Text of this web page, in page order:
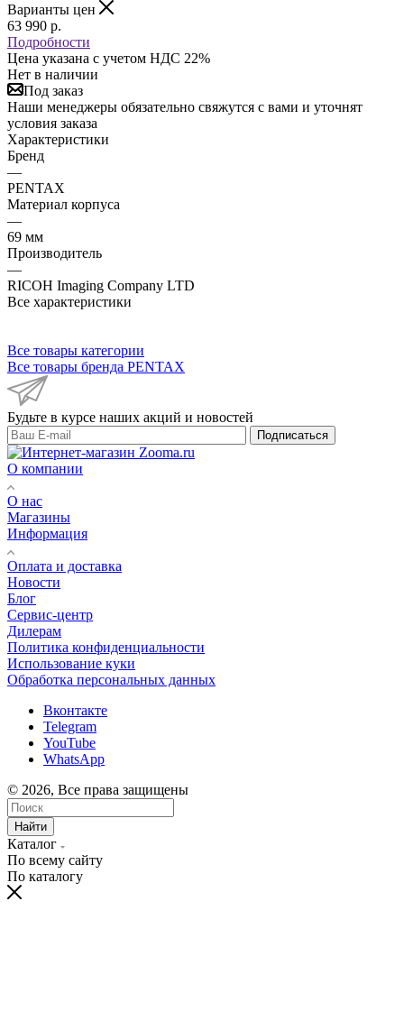
Варианты цен
63 990 р.
Подробности
Цена указана с учетом НДС 22%
Нет в наличии
Под заказ
Наши менеджеры обязательно свяжутся с вами и уточнят
условия заказа
Характеристики
Бренд
—
PENTAX
Материал корпуса
—
69 мм
Производитель
—
RICOH Imaging Company LTD
Все характеристики
Все товары категории
Все товары бренда PENTAX
Будьте в курсе наших акций и новостей
Подписаться
О компании
О нас
Магазины
Информация
Оплата и доставка
Новости
Блог
Сервис-центр
Дилерам
Политика конфиденциальности
Использование куки
Обработка персональных данных
Вконтакте
Telegram
YouTube
WhatsApp
© 2026, Все права защищены
Найти
Каталог
По всему сайту
По каталогу